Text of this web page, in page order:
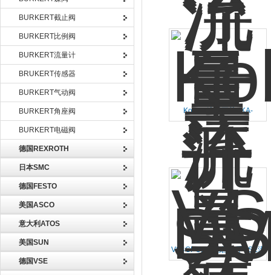
BURKERT截止阀
BURKERT比例阀
BURKERT流量计
BRUKERT传感器
BURKERT气动阀
BURKERT角座阀
BURKERT电磁阀
德国REXROTH
日本SMC
德国FESTO
美国ASCO
意大利ATOS
美国SUN
德国VSE
Kobold流量开关VKA-
3104LR15德国原厂销售
VS4GPO12V德国一手VSE流
量计现货备库VS4GPO